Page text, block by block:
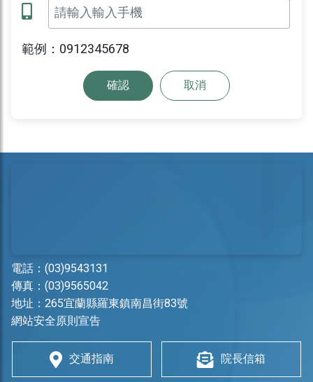
範例：0912345678
確認 取消
電話： (03)9543131
傳真：(03)9565042
地址： 265宜蘭縣羅東鎮南昌街83號
網站安全原則宣告
交通指南 院長信箱